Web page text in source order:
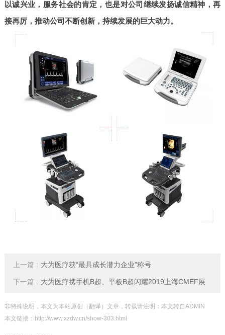
以诚兴业，服务社会的肯定，也是对公司继续发扬诚信精神，再
接再厉，推动公司不断创新，持续发展的巨大动力。
上一篇 : 大为医疗获“最具成长潜力企业”称号
下一篇 : 大为医疗携手机B超、平板B超闪耀2019上海CMEF展
非特殊说明，本文为本站原创（翻译）文章，转载请注明：本文转自ADMIN
本文链接： http://www.xzdw.cn/show-303.html